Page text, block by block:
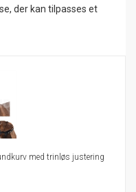
der kan tilpasses et
med trinløs justering